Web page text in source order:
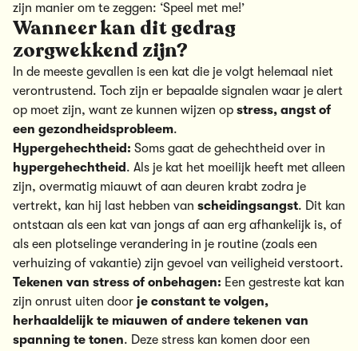
zijn manier om te zeggen: ‘Speel met me!’
Wanneer kan dit gedrag
zorgwekkend zijn?
In de meeste gevallen is een kat die je volgt helemaal niet
verontrustend. Toch zijn er bepaalde signalen waar je alert
op moet zijn, want ze kunnen wijzen op stress, angst of
een gezondheidsprobleem.
Hypergehechtheid: Soms gaat de gehechtheid over in
hypergehechtheid . Als je kat het moeilijk heeft met alleen
zijn, overmatig miauwt of aan deuren krabt zodra je
vertrekt, kan hij last hebben van scheidingsangst. Dit kan
ontstaan als een kat van jongs af aan erg afhankelijk is, of
als een plotselinge verandering in je routine (zoals een
verhuizing of vakantie) zijn gevoel van veiligheid verstoort.
Tekenen van stress of onbehagen: Een gestreste kat kan
zijn onrust uiten door je constant te volgen,
herhaaldelijk te miauwen of andere tekenen van
spanning te tonen. Deze stress kan komen door een